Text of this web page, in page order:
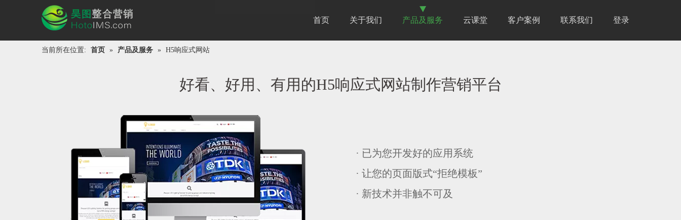
首页 关于我们 产品及服务 云课堂 客户案例 联系我们 登录
当前所在位置: 首页 » 产品及服务 » H5响应式网站
好看、好用、有用的H5响应式网站制作营销平台
· 已为您开发好的应用系统
· 让您的页面版式“拒绝模板”
· 新技术并非触不可及